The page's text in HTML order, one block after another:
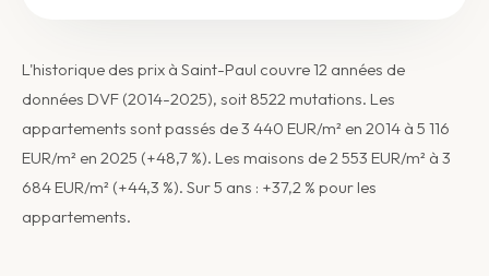
L'historique des prix à Saint-Paul couvre 12 années de
données DVF (2014-2025), soit 8522 mutations. Les
appartements sont passés de 3 440 EUR/m² en 2014 à 5 116
EUR/m² en 2025 (+48,7 %). Les maisons de 2 553 EUR/m² à 3
684 EUR/m² (+44,3 %). Sur 5 ans : +37,2 % pour les
appartements.